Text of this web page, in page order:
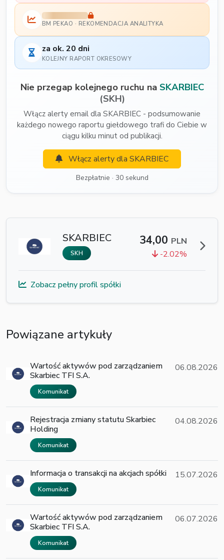
BM PEKAO · REKOMENDACJA ANALITYKA
za ok. 20 dni
KOLEJNY RAPORT OKRESOWY
Nie przegap kolejnego ruchu na SKARBIEC
(SKH)
Włącz alerty email dla SKARBIEC - podsumowanie
każdego nowego raportu giełdowego trafi do Ciebie w
ciągu kilku minut od publikacji.
Włącz alerty dla SKARBIEC
Bezpłatnie · 30 sekund
SKARBIEC
SKH
34,00 PLN
-2.02%
Zobacz pełny profil spółki
Powiązane artykuły
Wartość aktywów pod zarządzaniem
Skarbiec TFI S.A.
Komunikat
06.08.2026
Rejestracja zmiany statutu Skarbiec
Holding
Komunikat
04.08.2026
Informacja o transakcji na akcjach spółki
Komunikat
15.07.2026
Wartość aktywów pod zarządzaniem
Skarbiec TFI S.A.
Komunikat
06.07.2026